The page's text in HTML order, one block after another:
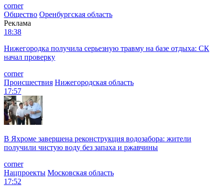
corner
Общество Оренбургская область
Реклама
18:38
Нижегородка получила серьезную травму на базе отдыха: СК
начал проверку
corner
Происшествия Нижегородская область
17:57
В Яхроме завершена реконструкция водозабора: жители
получили чистую воду без запаха и ржавчины
corner
Нацпроекты Московская область
17:52